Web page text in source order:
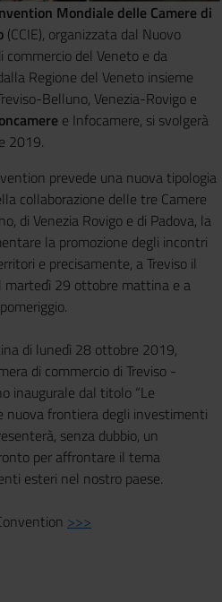
Mondiale delle Camere di
(CCIE), organizzata dal Nuovo
commercio del Veneto e da
Regione del Veneto insieme
Belluno, Venezia-Rovigo e
e Infocamere, si svolgerà
2019.
prevede una nuova tipologia
collaborazione delle tre Camere
di Venezia Rovigo e di Padova, la
la promozione degli incontri
e precisamente, a Treviso il
martedì 29 ottobre mattina e a
di lunedì 28 ottobre 2019,
di commercio di Treviso -
inaugurale dal titolo “Le
nuova frontiera degli investimenti
senza dubbio, un
per affrontare il tema
esteri nel nostro paese.
>>>